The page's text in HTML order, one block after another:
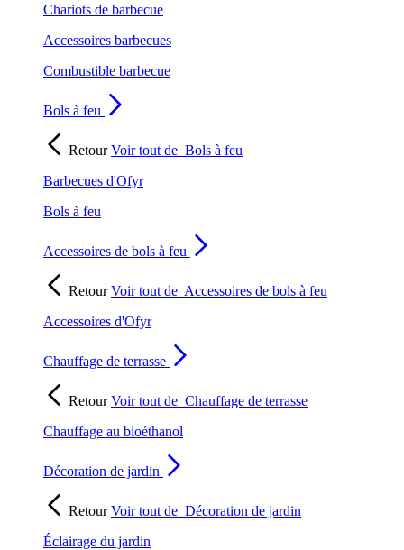
Chariots de barbecue
Accessoires barbecues
Combustible barbecue
Bols à feu
RetourVoir tout de Bols à feu
Barbecues d'Ofyr
Bols à feu
Accessoires de bols à feu
RetourVoir tout de Accessoires de bols à feu
Accessoires d'Ofyr
Chauffage de terrasse
RetourVoir tout de Chauffage de terrasse
Chauffage au bioéthanol
Décoration de jardin
RetourVoir tout de Décoration de jardin
Éclairage du jardin